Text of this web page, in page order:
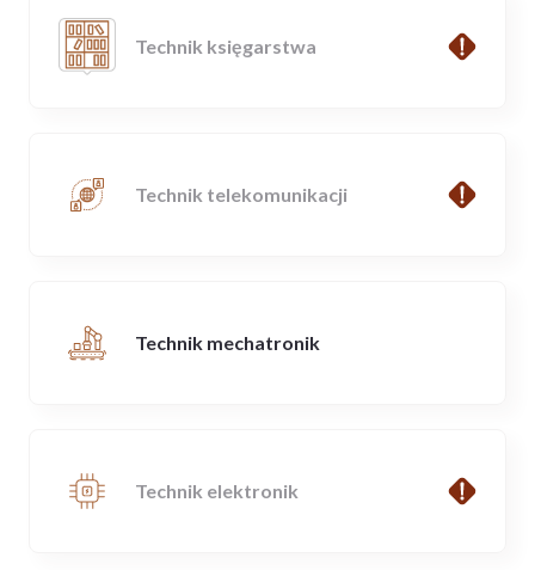
Technik księgarstwa
Technik telekomunikacji
Technik mechatronik
Technik elektronik